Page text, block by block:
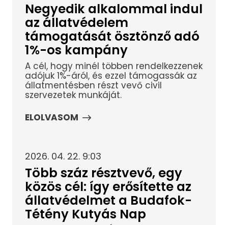
Negyedik alkalommal indul
az állatvédelem
támogatását ösztönző adó
1%-os kampány
A cél, hogy minél többen rendelkezzenek
adójuk 1%-áról, és ezzel támogassák az
állatmentésben részt vevő civil
szervezetek munkáját.
ELOLVASOM
2026. 04. 22. 9:03
Több száz résztvevő, egy
közös cél: így erősítette az
állatvédelmet a Budafok-
Tétény Kutyás Nap